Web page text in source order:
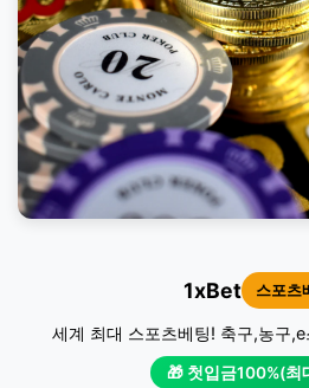
1xBet 스포츠
세계 최대 스포츠베팅! 축구,농구
🎁 첫입금100%(최